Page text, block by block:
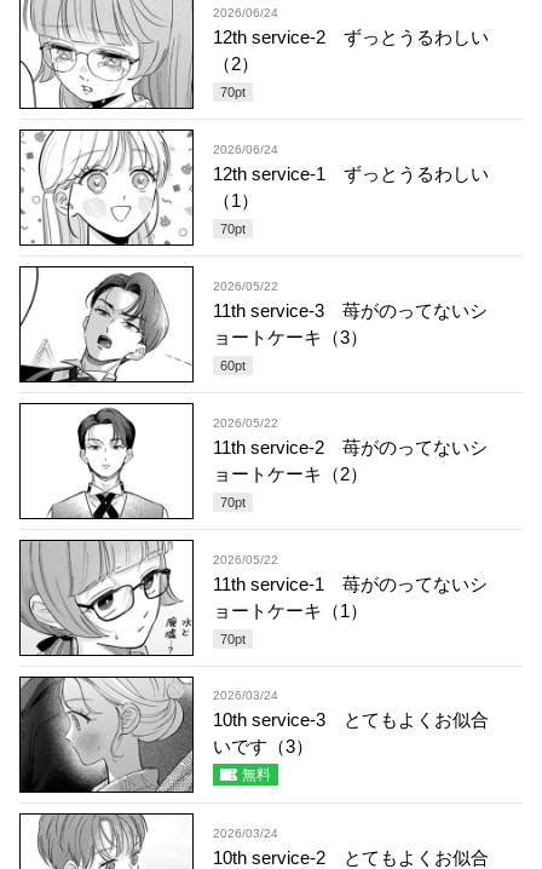
2026/06/24
12th service-2 ずっとうるわしい
（2）
70pt
2026/06/24
12th service-1 ずっとうるわしい
（1）
70pt
2026/05/22
11th service-3 苺がのってないシ
ョートケーキ（3）
60pt
2026/05/22
11th service-2 苺がのってないシ
ョートケーキ（2）
70pt
2026/05/22
11th service-1 苺がのってないシ
ョートケーキ（1）
70pt
2026/03/24
10th service-3 とてもよくお似合
いです（3）
無料
2026/03/24
10th service-2 とてもよくお似合